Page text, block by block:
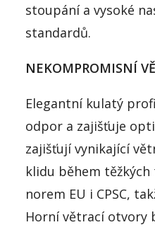
stoupání a vysoké
standardů.
NEKOMPROMISNÍ
Elegantní kulatý
odpor a zajišťuje
zajišťují vynikající
klidu během
norem EU i CPSC,
Horní větrací otvory